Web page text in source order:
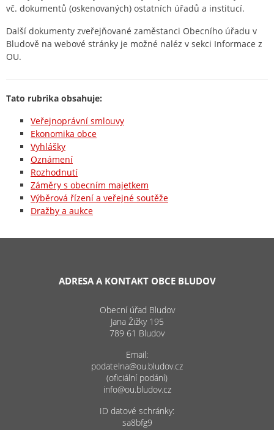
vč. dokumentů (oskenovaných) ostatních úřadů a institucí.
Další dokumenty zveřejňované zaměstanci Obecního úřadu v
Bludově na webové stránky je možné naléz v sekci Informace z
OU.
Tato rubrika obsahuje:
Veřejnoprávní smlouvy
Ekonomika obce
Vyhlášky
Oznámení
Rozhodnutí
Záměry s obecním majetkem
Výběrová řízení a veřejné soutěže
Dražby a aukce
ADRESA A KONTAKT OBCE BLUDOV
Obecní úřad Bludov
Jana Žižky 195
789 61 Bludov
Email:
podatelna@ou.bludov.cz
(oficiální podání)
info@ou.bludov.cz
ID datové schránky:
sa8bfg9